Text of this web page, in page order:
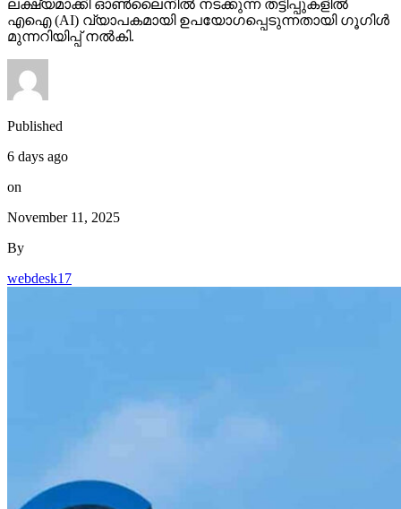
ലക്ഷ്യമാക്കി ഓണ്‍ലൈനില്‍ നടക്കുന്ന തട്ടിപ്പുകളില്‍
എഐ (AI) വ്യാപകമായി ഉപയോഗപ്പെടുന്നതായി ഗൂഗിള്‍
മുന്നറിയിപ്പ് നല്‍കി.
Published
6 days ago
on
November 11, 2025
By
webdesk17